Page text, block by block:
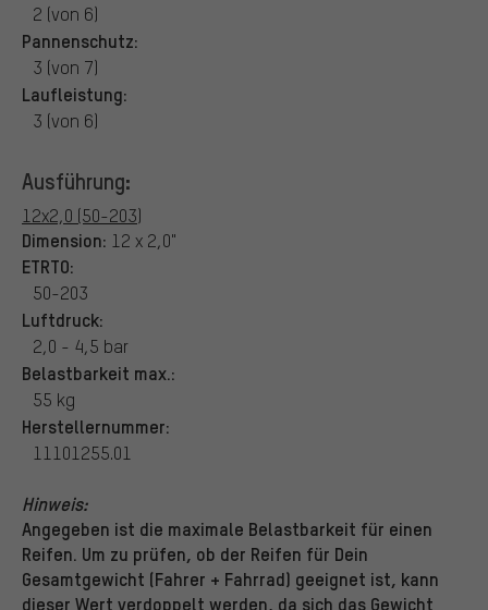
2 (von 6)
Pannenschutz:
3 (von 7)
Laufleistung:
3 (von 6)
Ausführung:
12x2,0 (50-203)
Dimension: 12 x 2,0"
ETRTO:
50-203
Luftdruck:
2,0 - 4,5 bar
Belastbarkeit max.:
55 kg
Herstellernummer:
11101255.01
Hinweis:
Angegeben ist die maximale Belastbarkeit für einen
Reifen. Um zu prüfen, ob der Reifen für Dein
Gesamtgewicht (Fahrer + Fahrrad) geeignet ist, kann
dieser Wert verdoppelt werden, da sich das Gewicht